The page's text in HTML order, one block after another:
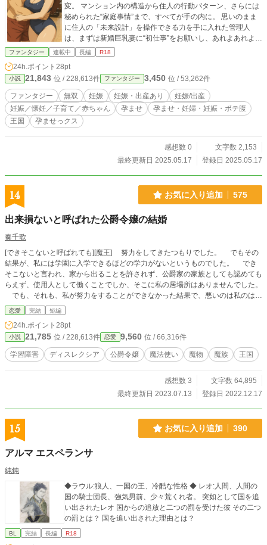
変。 マンション内の構造から住人の行動パターン、さらには
秘められた“家庭事情”まで、すべてが手の内に。 思いのまま
に住人の「未来設計」を操作できる力を手に入れた管理人
は、まずは新婚巨乳妻に“初仕事”をお願いし、あれよあれよと
父親（仮）に！ 年寄りを追い出し、外から若くて健康な女性
ション、俺の種で未来を作る！」 ちょっとダメなおじさん
の、管理人無双ハーレム計画、始まります！
ファンタジー 連載中 長編 R18
24h.ポイント 28pt
小説 21,843 位 / 228,613件 ファンタジー 3,450 位 / 53,262件
ファンタジー 無双 妊娠 妊娠・出産あり
妊娠/出産
妊娠／懐妊／子育て／赤ちゃん
孕ませ
孕ませ・妊婦・妊娠・ボテ腹
王国
孕ませっクス
感想数 0
文字数 2,153
最終更新日 2025.05.17
登録日 2025.05.17
14 お気に入り追加 575
出来損ないと呼ばれた公爵令嬢の結婚
奏千歌
[できそこないと呼ばれても][魔王] 努力をしてきたつもりでした。 でもその
結果が、私には学園に入学できるほどの学力がないというものでした。 でき
そこないと言われ、家から出ることを許されず、公爵家の家族としても認めても
らえず、使用人として働くことでしか、そこに私の居場所はありませんでした。
でも、それも、私が努力をすることができなかった結果で、悪いのは私のはず
でした。 私が悪いのだと、何もかもを諦めていました。 諦めた果てに私に
告げられたことは、魔法使いとの結婚でした。 田舎町に住む魔法使いさん
は、どんな方なのか。 大きな不安を抱え、長い長い道のりを歩いて行きまし
た。
恋愛 完結 短編
24h.ポイント 28pt
小説 21,785 位 / 228,613件 恋愛 9,560 位 / 66,316件
学習障害 ディスレクシア 公爵令嬢 魔法使い 魔物 魔族 王国
感想数 3
文字数 64,895
最終更新日 2023.07.13
登録日 2022.12.17
15 お気に入り追加 390
アルマ エスペランサ
純鈍
◆ラウル:狼人、一国の王、冷酷な性格 ◆ レオ:人間、人間の
国の騎士団長、強気男前、少々荒くれ者。 突如として国を追
い出されたレオ 国からの追放と二つの罰を受けた彼 その二つ
の罰とは？ 国を追い出された理由とは？
BL 完結 長編 R18